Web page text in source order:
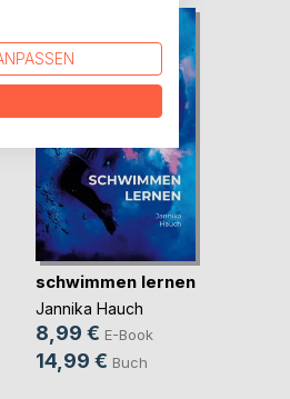
schwimmen lernen
Jannika Hauch
8,99 € E-Book
14,99 € Buch